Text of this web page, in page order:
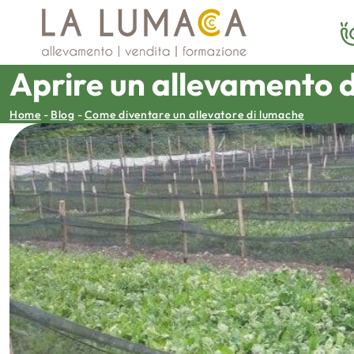
contenuto
Aprire un allevamento
Home - Blog -Come diventare un allevatore di lumache